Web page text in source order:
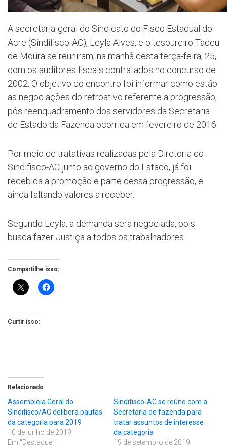
A secretária-geral do Sindicato do Fisco Estadual do
Acre (Sindifisco-AC), Leyla Alves, e o tesoureiro Tadeu
de Moura se reuniram, na manhã desta terça-feira, 25,
com os auditores fiscais contratados no concurso de
2002. O objetivo do encontro foi informar como estão
as negociações do retroativo referente a progressão,
pós reenquadramento dos servidores da Secretaria
de Estado da Fazenda ocorrida em fevereiro de 2016.
Por meio de tratativas realizadas pela Diretoria do
Sindifisco-AC junto ao governo do Estado, já foi
recebida a promoção e parte dessa progressão, e
ainda faltando valores a receber.
Segundo Leyla, a demanda será negociada, pois
busca fazer Justiça a todos os trabalhadores.
Compartilhe isso:
Curtir isso:
Relacionado
Assembleia Geral do
Sindifisco/AC delibera pautas
da categoria para 2019
10 de junho de 2019
Em "Destaque"
Sindifisco-AC se reúne com a
Secretária de fazenda para
tratar assuntos de interesse
da categoria
19 de setembro de 2019